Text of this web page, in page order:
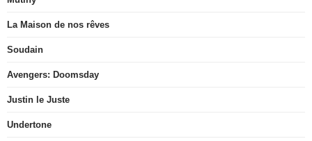
La Maison de nos rêves
Soudain
Avengers: Doomsday
Justin le Juste
Undertone